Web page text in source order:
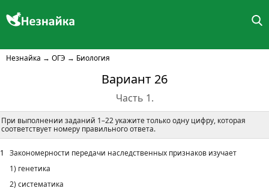
Незнайка → ОГЭ → Биология
Вариант 26
Часть 1.
При выполнении заданий 1–22 укажите только одну цифру, которая
соответствует номеру правильного ответа.
1
Закономерности передачи наследственных признаков изучает
1) генетика
2) систематика